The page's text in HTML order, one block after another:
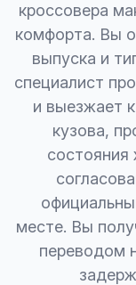
кроссовера
комфорта. Вы
выпуска и
специалист
и выезжает
кузова,
состояния
месте. Вы
переводом